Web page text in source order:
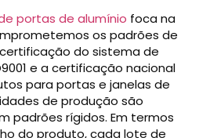
portas de alumínio foca na
os padrões de
do sistema de
e a certificação nacional
para portas e janelas de
de produção são
padrões rígidos. Em termos
do produto, cada lote de